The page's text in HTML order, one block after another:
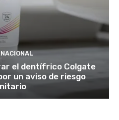
el dentífrico Colgate
un aviso de riesgo